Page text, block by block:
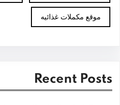
موقع مكملات غذائيه
Recent Posts